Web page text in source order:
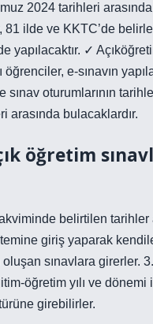
2024 tarihleri ​​arasında
81 ilde ve KKTC’de
yapılacaktır. ✓
öğrenciler, e-sınavın
sınav oturumlarının
​​arasında bulacaklardır.
öğretim
belirtilen tarihler
giriş yaparak
sınavlara girerler. 3.
öğretim yılı ve dönemi
girebilirler.